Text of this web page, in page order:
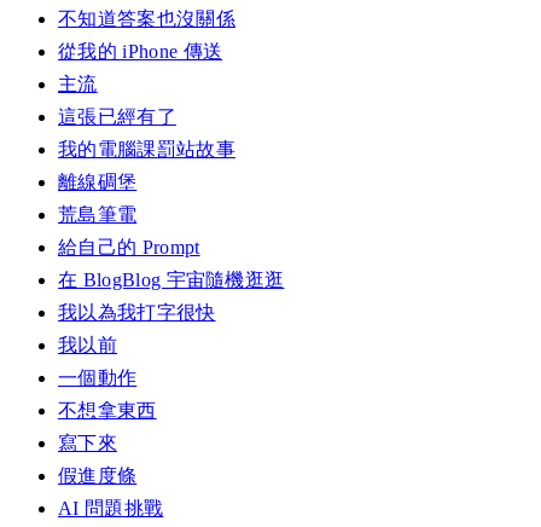
不知道答案也沒關係
從我的 iPhone 傳送
主流
這張已經有了
我的電腦課罰站故事
離線碉堡
荒島筆電
給自己的 Prompt
在 BlogBlog 宇宙隨機逛逛
我以為我打字很快
我以前
一個動作
不想拿東西
寫下來
假進度條
AI 問題挑戰